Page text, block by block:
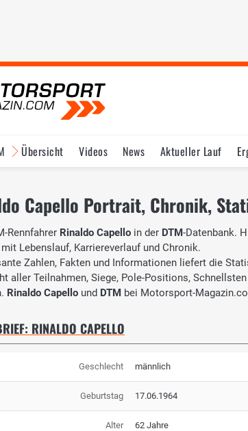
Übersicht Videos News Aktueller Lauf
Capello Portrait, Chronik,
Rennfahrer Rinaldo Capello in der DTM-Datenbank.
Lebenslauf, Karriereverlauf und Chronik.
Zahlen, Fakten und Informationen liefert die
aller Teilnahmen, Siege, Pole-Positions,
Rinaldo Capello und DTM bei Motorsport-
RINALDO CAPELLO
Geschlecht männlich
Geburtstag 17.06.1964
Alter 62 Jahre